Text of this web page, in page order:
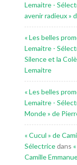
Lemaitre -
avenir radieux »
« Les belles
Lemaitre -
Silence et la
Lemaitre
« Les belles
Lemaitre -
Monde » de
« Cucul » de
Sélectricedans
Camille